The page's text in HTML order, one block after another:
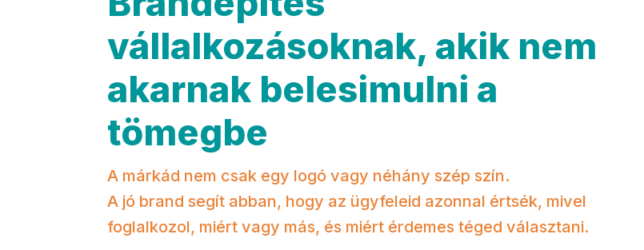
vállalkozásoknak, akik nem
akarnak belesimulni a
tömegbe
A márkád nem csak egy logó vagy néhány szép szín.
A jó brand segít abban, hogy az ügyfeleid azonnal értsék, mivel
foglalkozol, miért vagy más, és miért érdemes téged választani.